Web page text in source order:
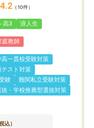
4.2 （10件）
高3 浪人生
庭教師
高一貫校受験対策
テスト対策
験
難関私立受験対策
抜・学校推薦型選抜対策
込）